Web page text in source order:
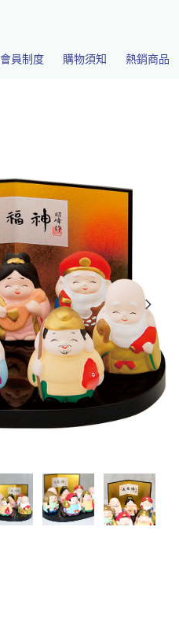
會員制度 購物須知 熱銷商品